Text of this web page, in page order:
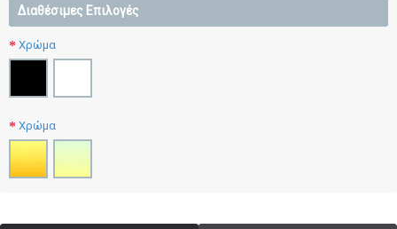
Διαθέσιμες Επιλογές
Χρώμα
Χρώμα